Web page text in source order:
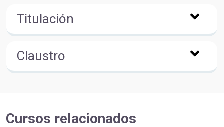
Titulación
Claustro
Cursos relacionados